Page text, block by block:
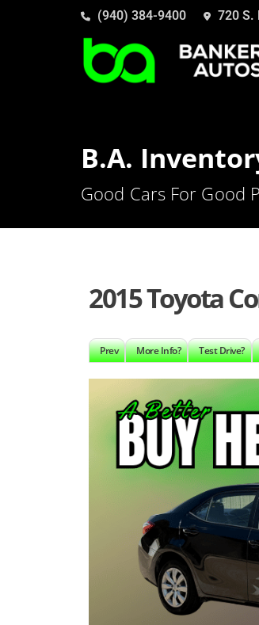
(940) 384-9400 720 S.
B.A.
Good Cars For Good
2015 Toyota
Prev More Info? Test Drive?